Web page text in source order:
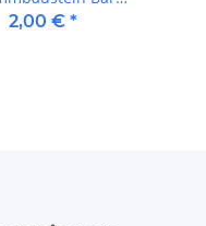
schwarz
2,00 € *